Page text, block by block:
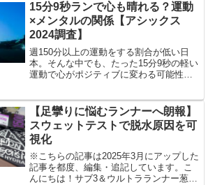
15分9秒ランで心も晴れる？運動
×メンタルの関係【アシックス
2024調査】
週150分以上の運動をする割合が低い日
本。そんな中でも、たった15分9秒の軽い
運動で心がポジティブに変わる可能性が
る心を整える習慣のヒントをまとめまし
た。
【足攣りに悩むランナーへ朗報】
スウェットテストで脱水原因を可
視化
※こちらの記事は2025年3月にアップした
記事を都度、編集・追記しています。こ
んにちは！サブ3＆ウルトラランナー葱坊